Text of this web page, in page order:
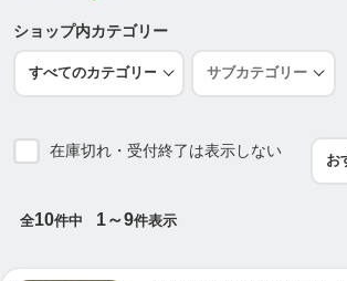
■お問い合わせ
https://x.gd/Rj7jO
https://www.instagram.com/
■くるくるマルシェInstagram
ショップ内カテゴリー
在庫切れ・受付終了は表示しない
全10件中 1～9件表示